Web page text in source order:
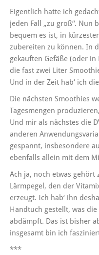
Eigentlich hatte ich
jeden Fall „zu groß“. Nun
bequem es ist, in
zubereiten zu können. In
gekauften Gefäße (oder
die fast zwei Liter
Und in der Zeit hab‘ ich
Die nächsten Smoothies
Tagesmengen
Und mir als nächstes die
anderen
gespannt, insbesondere
ebenfalls allein mit dem
Ach ja, noch etwas gehört
Lärmpegel, den der
erzeugt. Ich hab‘ ihn
Handtuch gestellt, was
abdämpft. Das ist bisher
insgesamt bin ich
***